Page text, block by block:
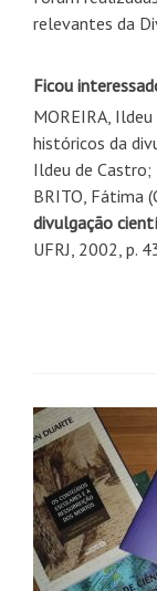
relevantes da
Ficou
MOREIRA,
históricos da
Ildeu de Castro;
BRITO, Fátima
divulgação
UFRJ, 2002, p.
de
posts